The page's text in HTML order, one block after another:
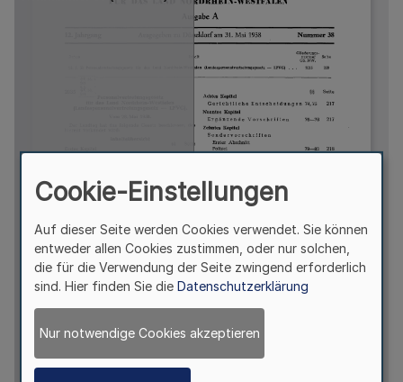
Cookie-Einstellungen
Auf dieser Seite werden Cookies verwendet. Sie können
entweder allen Cookies zustimmen, oder nur solchen,
die für die Verwendung der Seite zwingend erforderlich
sind. Hier finden Sie die Datenschutzerklärung
Nur notwendige Cookies akzeptieren